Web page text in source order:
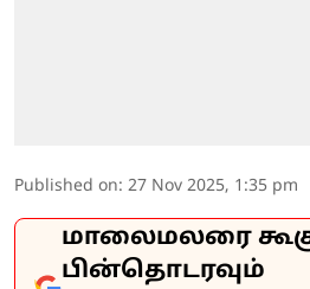
Published on: 27 Nov 2025, 1:35 pm
மாலைமலரை
பின்தொடரவும்